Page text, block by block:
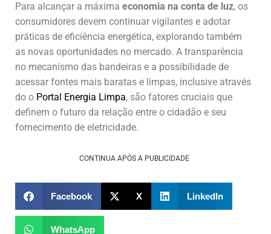
Para alcançar a máxima economia na conta de luz, os
consumidores devem continuar vigilantes e adotar
práticas de eficiência energética, explorando também
as novas oportunidades no mercado. A transparência
no mecanismo das bandeiras e a possibilidade de
acessar fontes mais baratas e limpas, inclusive através
do o Portal Energia Limpa, são fatores cruciais que
definem o futuro da relação entre o cidadão e seu
fornecimento de eletricidade.
CONTINUA APÓS A PUBLICIDADE
Facebook X LinkedIn
WhatsApp